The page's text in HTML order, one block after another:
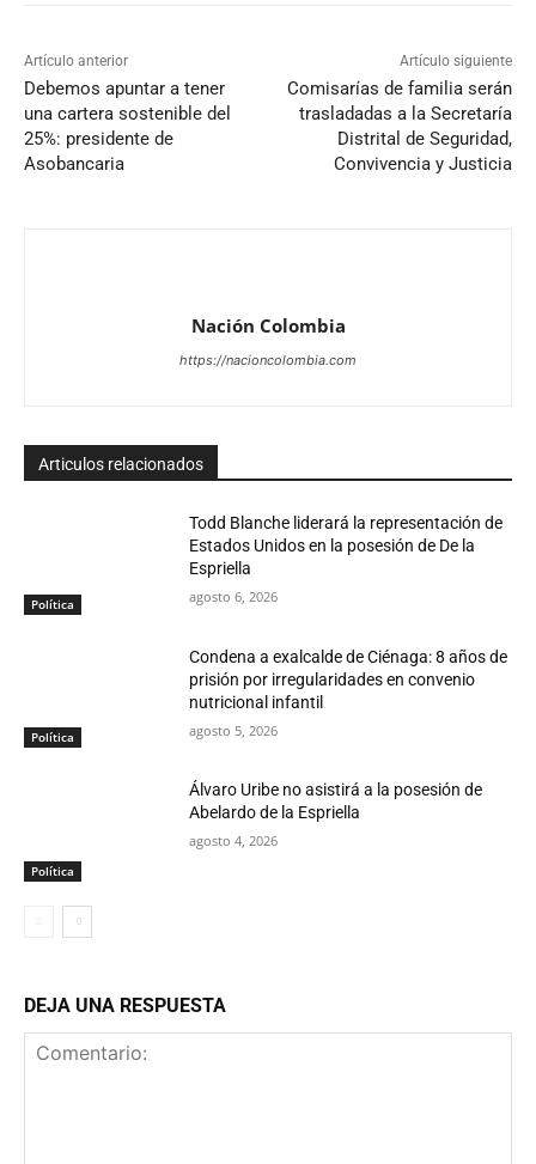
Artículo anterior
Debemos apuntar a tener
una cartera sostenible del
25%: presidente de
Asobancaria
Artículo siguiente
Comisarías de familia serán
trasladadas a la Secretaría
Distrital de Seguridad,
Convivencia y Justicia
Nación Colombia
https://nacioncolombia.com
Articulos relacionados
Política
Todd Blanche liderará la representación de
Estados Unidos en la posesión de De la
Espriella
agosto 6, 2026
Política
Condena a exalcalde de Ciénaga: 8 años de
prisión por irregularidades en convenio
nutricional infantil
agosto 5, 2026
Política
Álvaro Uribe no asistirá a la posesión de
Abelardo de la Espriella
agosto 4, 2026
DEJA UNA RESPUESTA